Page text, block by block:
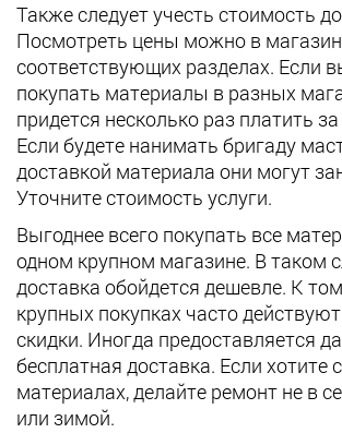
Также следует учесть стоимость
Посмотреть цены можно в
соответствующих разделах. Если
покупать материалы в разных
придется несколько раз платить
Если будете нанимать бригаду
доставкой материала они могут
Уточните стоимость услуги.
Выгоднее всего покупать все
одном крупном магазине. В таком
доставка обойдется дешевле. К
крупных покупках часто
скидки. Иногда предоставляется
бесплатная доставка. Если хотите
материалах, делайте ремонт не в
или зимой.